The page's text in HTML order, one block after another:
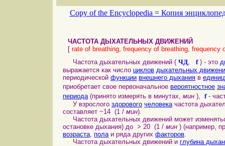
Copy of the Encyclopedia = Копия
ЧАСТОТА ДЫХАТЕЛЬНЫХ ДВИЖЕНИЙ
[ rate of breathing, frequency of breathing,
Частота дыхательных движений ( ЧД, f) - это
выражается как число циклов дыхательных
периодической функции внешнего дыхания в
приобретает свое первоначальное вероятностное
периода(принято измерять в минутах, мин ), f-
У взрослого здорового человекачастота
составляет ~14 (1 / мин).
Частота дыхательных движений может
остановке дыхания) до > 20 (1 / мин ) (например,
возраста, полаи ряда других факторов.
Частота дыхательных движений и глубина